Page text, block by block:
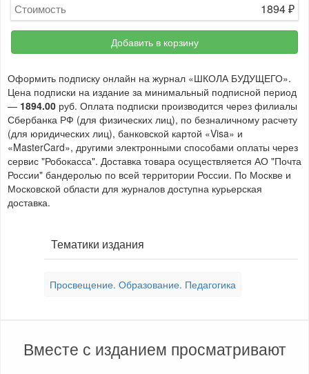
Стоимость 1894₽
Добавить в корзину
Оформить подписку онлайн на журнал «ШКОЛА БУДУЩЕГО».
Цена подписки на издание за минимальный подписной период
— 1894.00 руб. Оплата подписки производится через филиалы
Сбербанка РФ (для физических лиц), по безналичному расчету
(для юридических лиц), банковской картой «Visa» и
«MasterCard», другими электронными способами оплаты через
сервис "Робокасса". Доставка товара осуществляется АО "Почта
России" бандеролью по всей территории России. По Москве и
Московской области для журналов доступна курьерская
доставка.
Тематики издания
Просвещение. Образование. Педагогика
Вместе с изданием просматривают